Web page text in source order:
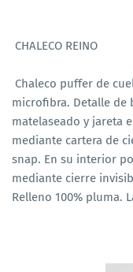
CHALECO REINO
Chaleco puffer de
microfibra. Detalle
matelaseado y jareta
mediante cartera de
snap. En su interior
mediante cierre
Relleno 100% pluma.